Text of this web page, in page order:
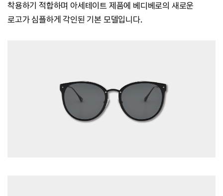
착용하기 적합하며아세테이트 제품에 베디베로의 새로운
로고가 심플하게 각인된 기본 모델입니다.